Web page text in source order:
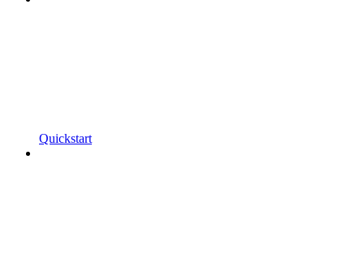
Quickstart